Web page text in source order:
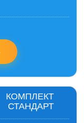
КОМПЛЕКТ
СТАНДАРТ